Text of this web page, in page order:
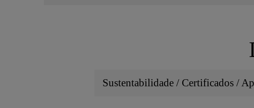
Sustentabilidade / Certificados /